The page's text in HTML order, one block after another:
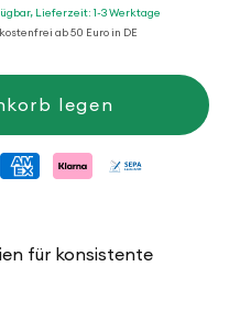
Lieferzeit: 1-3 Werktage
ab 50 Euro in DE
legen
für konsistente